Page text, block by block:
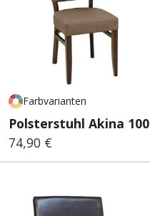
Farbvarianten
Polsterstuhl Akina 100
Regulärer Preis:
74,90 €